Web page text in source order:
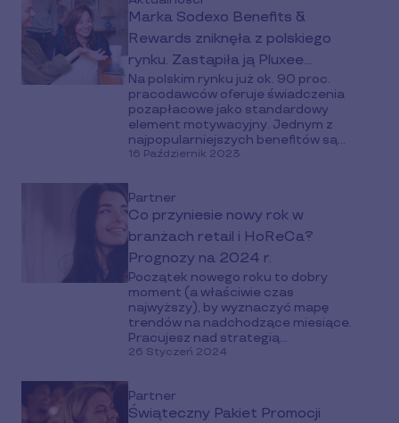
Marka Sodexo Benefits &
Rewards zniknęła z polskiego
rynku. Zastąpiła ją Pluxee
oferująca innowacyjne benefity
do motywowania pracowników
Na polskim rynku już ok. 90 proc.
pracodawców oferuje świadczenia
pozapłacowe jako standardowy
element motywacyjny. Jednym z
najpopularniejszych benefitów są...
16 Październik 2023
Partner
Co przyniesie nowy rok w
branżach retail i HoReCa?
Prognozy na 2024 r.
Początek nowego roku to dobry
moment (a właściwie czas
najwyższy), by wyznaczyć mapę
trendów na nadchodzące miesiące.
Pracujesz nad strategią...
26 Styczeń 2024
Partner
Świąteczny Pakiet Promocji